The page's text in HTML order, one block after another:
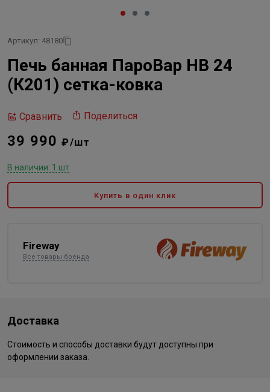
Артикул: 48180
Печь банная ПароВар НВ 24
(К201) сетка-ковка
Сравнить Поделиться
39 990₽/шт
В наличии: 1 шт
Купить в один клик
Fireway
Все товары бренда
Доставка
Стоимость и способы доставки будут доступны при
оформлении заказа.